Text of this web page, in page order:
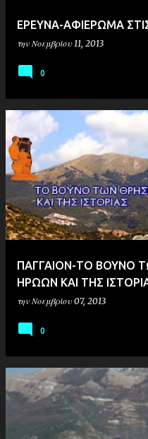
ΕΡΕΥΝΑ-ΑΦΙΕΡΩΜΑ
την Νοεμβρίου 11, 2013
0
ΠΑΓΓΑΙΟΝ-ΤΟ ΒΟΥΝΟ
ΗΡΩΩΝ ΚΑΙ ΤΗΣ
την Νοεμβρίου 07, 2013
0